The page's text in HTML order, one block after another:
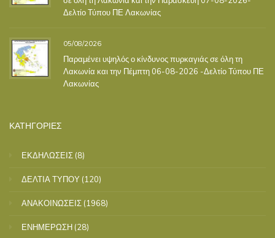
Δελτίο Τύπου ΠΕ Λακωνίας
05/08/2026
Παραμένει υψηλός ο κίνδυνος πυρκαγιάς σε όλη τη
Λακωνία και την Πέμπτη 06-08-2026 -Δελτίο Τύπου ΠΕ
Λακωνίας
ΚΑΤΗΓΟΡΙΕΣ
ΕΚΔΗΛΩΣΕΙΣ (8)
ΔΕΛΤΙΑ ΤΥΠΟΥ (120)
ΑΝΑΚΟΙΝΩΣΕΙΣ (1968)
ΕΝΗΜΕΡΩΣΗ (28)